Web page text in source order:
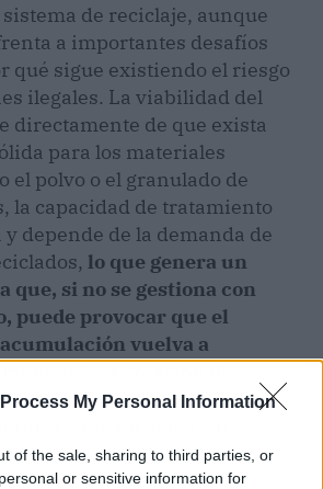
My Personal Information
of the sale, sharing to third parties, or
or sensitive information for
de reciclaje, aunque
a importantes desafíos
qué sigue existiendo el riesgo
ilegales. La viabilidad del
directamente de que exista
para los materiales
el polvo o el granulado de
la capacidad de tratamiento
depende de la demanda de
lo que genera un
que, si no se gestiona con
puede provocar que el
vuelva a
ilegales. Por ello, es
y promover el uso de estos
cerrar el ciclo de forma